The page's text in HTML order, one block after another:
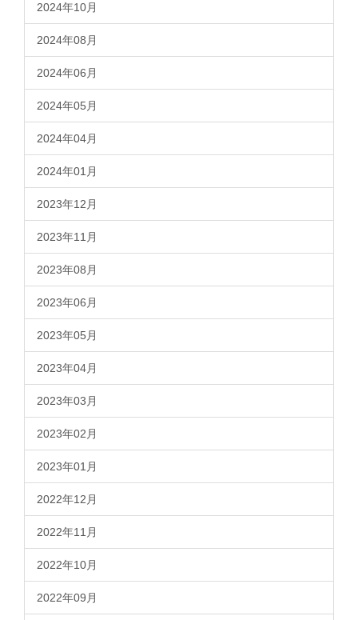
2024年10月
2024年08月
2024年06月
2024年05月
2024年04月
2024年01月
2023年12月
2023年11月
2023年08月
2023年06月
2023年05月
2023年04月
2023年03月
2023年02月
2023年01月
2022年12月
2022年11月
2022年10月
2022年09月